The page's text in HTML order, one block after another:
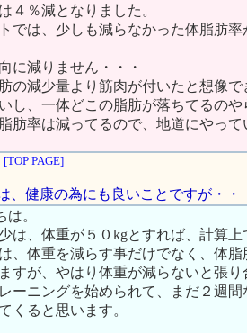
４％減となりました。
では、少しも減らなかった体脂肪率
に減りません・・・
の減少量より筋肉が付いたと想像
し、一体どこの脂肪が落ちてるのや
肪率は減ってるので、地道にやっ
[TOP PAGE]
、健康の為にも良いことですが・・
。
は、体重が５０kgとすれば、計算
、体重を減らす事だけでなく、体
すが、やはり体重が減らないと張
ーニングを始められて、まだ２週
くると思います。